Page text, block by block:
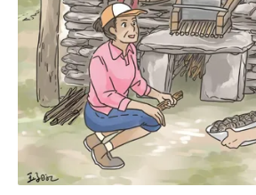
兩倍，料理門檻偏高也導致樹豆較難
而台東區農業改良場在浸